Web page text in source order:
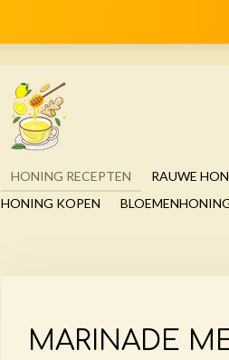
HONING RECEPTEN RAUWE
HONING KOPEN
MARINADE